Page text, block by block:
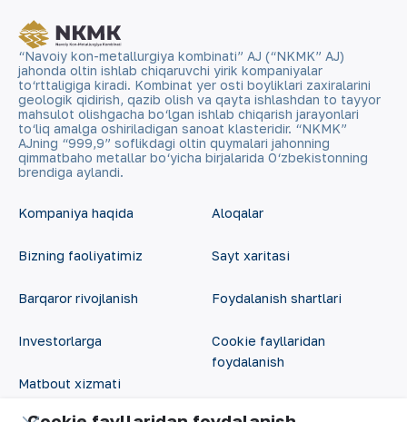
“Navoiy kon-metallurgiya kombinati” AJ (“NKMK” AJ)
jahonda oltin ishlab chiqaruvchi yirik kompaniyalar
to‘rttaligiga kiradi. Kombinat yer osti boyliklari zaxiralarini
geologik qidirish, qazib olish va qayta ishlashdan to tayyor
mahsulot olishgacha bo‘lgan ishlab chiqarish jarayonlari
to‘liq amalga oshiriladigan sanoat klasteridir. “NKMK”
AJning “999,9” soflikdagi oltin quymalari jahonning
qimmatbaho metallar bo‘yicha birjalarida O‘zbekistonning
brendiga aylandi.
Kompaniya haqida
Bizning faoliyatimiz
Barqaror rivojlanish
Investorlarga
Matbout xizmati
Aloqalar
Sayt xaritasi
Foydalanish shartlari
Cookie fayllaridan
foydalanish